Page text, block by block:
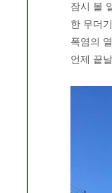
잠시 볼
한 무더
폭염의
언제 끝